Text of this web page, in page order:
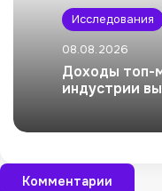
Исследования
08.08.2026
Доходы топ-
индустрии
Комментарии